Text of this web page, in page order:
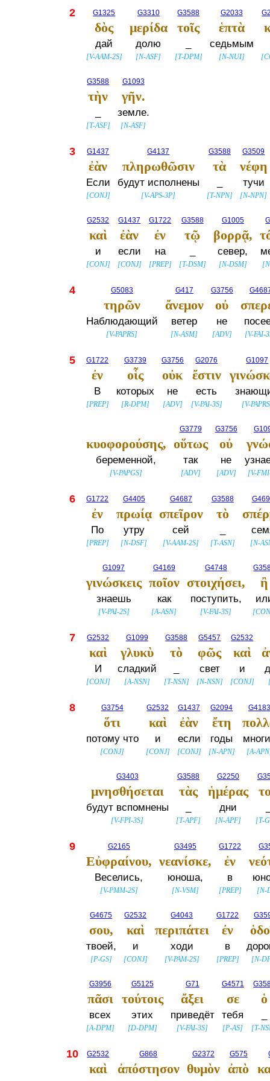
2 G1325
δὸς
дай
[V-AAM-2S]
G3310
μερίδα
долю
[N-ASF]
G3588
τοῖς
[T-DPM]
G2033
ἑπτὰ
седьмым
[N-NUI] [
G3588
τὴν
[T-ASF]
G1093
γῆν.
земле.
[N-ASF]
3 G1437
ἐὰν
Если
[CONJ]
G4137
πληρωθῶσιν
будут исполнены
[V-APS-3P]
G3588
τὰ
[T-NPN]
G3509
νέφη
тучи
[N-NPN]
G2532
καὶ
и
[CONJ]
G1437
ἐὰν
если
[CONJ]
G1722
ἐν
на
[PREP]
G3588
τῷ
[T-DSM]
G1005
βορρᾷ,
север,
[N-DSM] [
4 G5083
τηρῶν
Наблюдающий
[V-PAPRS]
G417
ἄνεμον
ветер
[N-ASM]
G3756
οὐ
не
[ADV] [V-FAI-
5 G1722
ἐν
В
[PREP]
G3739
οἷς
которых
[R-DPM]
G3756
οὐκ
не
[ADV]
G2076
ἔστιν
есть
[V-PAI-3S]
G1097
[V-PAPRS
κυοφορούσης,
беременной,
[V-PAPGS]
G3779
οὕτως
так
[ADV]
G3756
οὐ
не
[ADV] [V-
6 G1722
ἐν
По
[PREP]
G4405
πρωίᾳ
утру
[N-DSF]
G4687
σπεῖρον
сей
[V-AAM-2S]
G3588
τὸ
[T-ASN] [N-
G1097
γινώσκεις
знаешь
[V-PAI-2S]
G4169
ποῖον
как
[A-ASN]
G4748
στοιχήσει,
поступить,
[V-FAI-3S]
ἢ
[
7 G2532
καὶ
И
[CONJ]
G1099
γλυκὺ
сладкий
[A-NSN]
G3588
τὸ
[T-NSN]
G5457
φῶς
свет
[N-NSN]
G2532
καὶ
и
[CONJ]
8 G3754
ὅτι
потому что
[CONJ]
G2532
καὶ
и
[CONJ]
G1437
ἐὰν
если
[CONJ]
G2094
ἔτη
годы
[N-APN]
G4183
[A-APN
G3403
μνησθήσεται
будут вспомнены
[V-FPI-3S]
G3588
τὰς
[T-APF]
G2250
ἡμέρας
дни
[N-APF] [T-
9 G2165
Εὐφραίνου,
Веселись,
[V-PMM-2S]
G3495
νεανίσκε,
юноша,
[N-VSM]
G1722
ἐν
в
[PREP] [N-
G4675
σου,
твоей,
[P-GS]
G2532
καὶ
и
[CONJ]
G4043
περιπάτει
ходи
[V-PAM-2S]
G1722
ἐν
в
[PREP] [N-
G3956
πᾶσι
всех
[A-DPM]
G5125
τούτοις
этих
[D-DPM]
G71
ἄξει
приведёт
[V-FAI-3S]
G4571
σε
тебя
[P-AS]
ὁ
[T-
10 G2532
καὶ
G868
ἀπόστησον
G2372
θυμὸν
G575
ἀπὸ